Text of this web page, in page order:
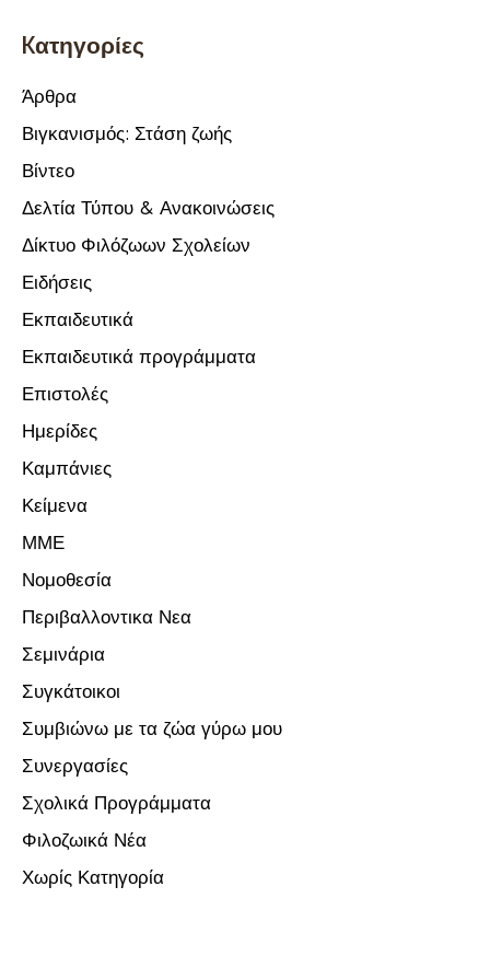
Kατηγορίες
Άρθρα
Βιγκανισμός: Στάση ζωής
Βίντεο
Δελτία Τύπου & Ανακοινώσεις
Δίκτυο Φιλόζωων Σχολείων
Ειδήσεις
Εκπαιδευτικά
Εκπαιδευτικά προγράμματα
Επιστολές
Ημερίδες
Καμπάνιες
Κείμενα
ΜΜΕ
Νομοθεσία
Περιβαλλοντικα Νεα
Σεμινάρια
Συγκάτοικοι
Συμβιώνω με τα ζώα γύρω μου
Συνεργασίες
Σχολικά Προγράμματα
Φιλοζωικά Νέα
Χωρίς Κατηγορία